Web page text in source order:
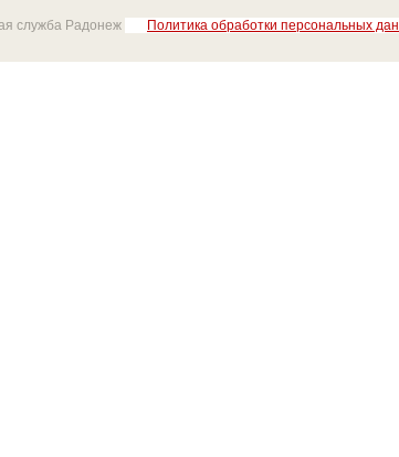
служба Радонеж Политика обработки персональных